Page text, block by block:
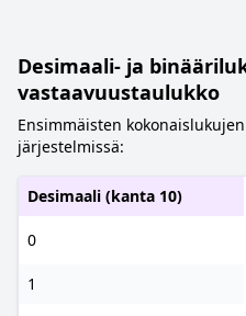
Desimaali- ja
vastaavuustaulukko
Ensimmäisten
järjestelmissä:
Desimaali (kanta 10)
0
1